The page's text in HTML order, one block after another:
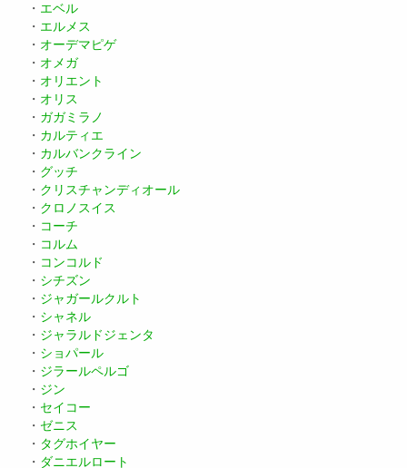
・ エベル
・ エルメス
・ オーデマピゲ
・ オメガ
・ オリエント
・ オリス
・ ガガミラノ
・ カルティエ
・ カルバンクライン
・ グッチ
・ クリスチャンディオール
・ クロノスイス
・ コーチ
・ コルム
・ コンコルド
・ シチズン
・ ジャガールクルト
・ シャネル
・ ジャラルドジェンタ
・ ショパール
・ ジラールペルゴ
・ ジン
・ セイコー
・ ゼニス
・ タグホイヤー
・ ダニエルロート